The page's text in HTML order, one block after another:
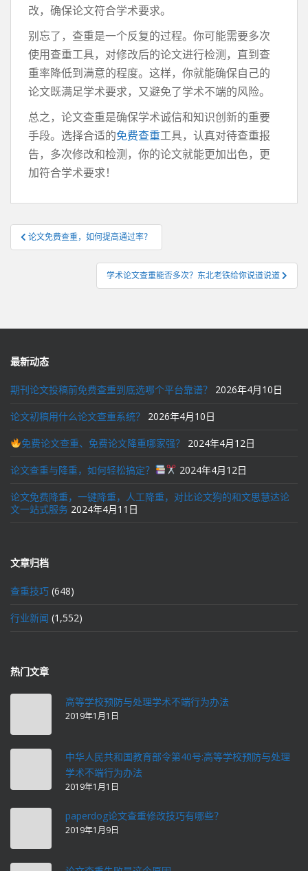
改，确保论文符合学术要求。
别忘了，查重是一个反复的过程。你可能需要多次
使用查重工具，对修改后的论文进行检测，直到查
重率降低到满意的程度。这样，你就能确保自己的
论文既满足学术要求，又避免了学术不端的风险。
总之，论文查重是确保学术诚信和知识创新的重要
手段。选择合适的免费查重工具，认真对待查重报
告，多次修改和检测，你的论文就能更加出色，更
加符合学术要求！
文
章
论文免费查重，如何提高通过率？
学术论文查重能否多次？东北老铁给你说道说道
最新动态
期刊论文投稿前免费查重到底选哪个平台靠谱？ 2026年4月10日
论文初稿用什么论文查重系统？ 2026年4月10日
免费论文查重、免费论文降重哪家强？ 2024年4月12日
论文查重与降重，如何轻松搞定？ 2024年4月12日
论文免费降重，一键降重，人工降重，对比论文狗的和文思慧达论
文一站式服务 2024年4月11日
文章归档
查重技巧 (648)
行业新闻 (1,552)
热门文章
高等学校预防与处理学术不端行为办法
2019年1月1日
中华人民共和国教育部令第40号:高等学校预防与处理
学术不端行为办法
2019年1月1日
paperdog论文查重修改技巧有哪些？
2019年1月9日